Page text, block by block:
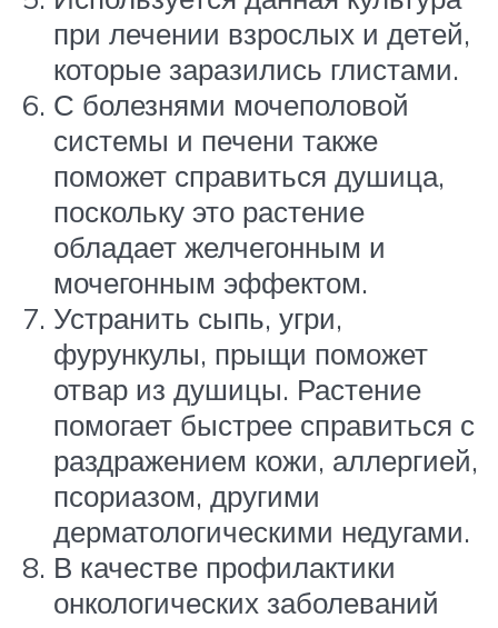
при лечении взрослых и детей,
которые заразились глистами.
С болезнями мочеполовой
системы и печени также
поможет справиться душица,
поскольку это растение
обладает желчегонным и
мочегонным эффектом.
Устранить сыпь, угри,
фурункулы, прыщи поможет
отвар из душицы. Растение
помогает быстрее справиться с
раздражением кожи, аллергией,
псориазом, другими
дерматологическими недугами.
В качестве профилактики
онкологических заболеваний